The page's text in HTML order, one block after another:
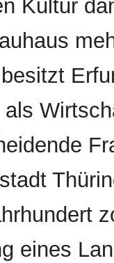
Kultur
eines